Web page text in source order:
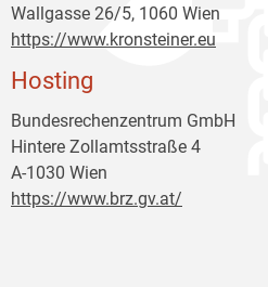
Wallgasse 26/5, 1060 Wien
https://www.kronsteiner.eu
Hosting
Bundesrechenzentrum GmbH
Hintere Zollamtsstraße 4
A-1030 Wien
https://www.brz.gv.at/